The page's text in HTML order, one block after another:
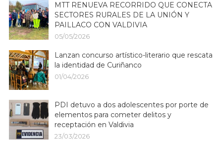
MTT RENUEVA RECORRIDO QUE CONECTA
SECTORES RURALES DE LA UNIÓN Y
PAILLACO CON VALDIVIA
05/05/2026
Lanzan concurso artístico-literario que rescata
la identidad de Curiñanco
01/04/2026
PDI detuvo a dos adolescentes por porte de
elementos para cometer delitos y
receptación en Valdivia
23/03/2026